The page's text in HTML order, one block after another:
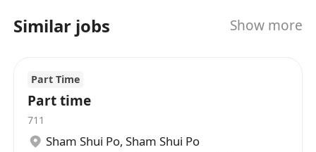
Similar jobs Show more
Part Time
Part time
711
Sham Shui Po, Sham Shui Po